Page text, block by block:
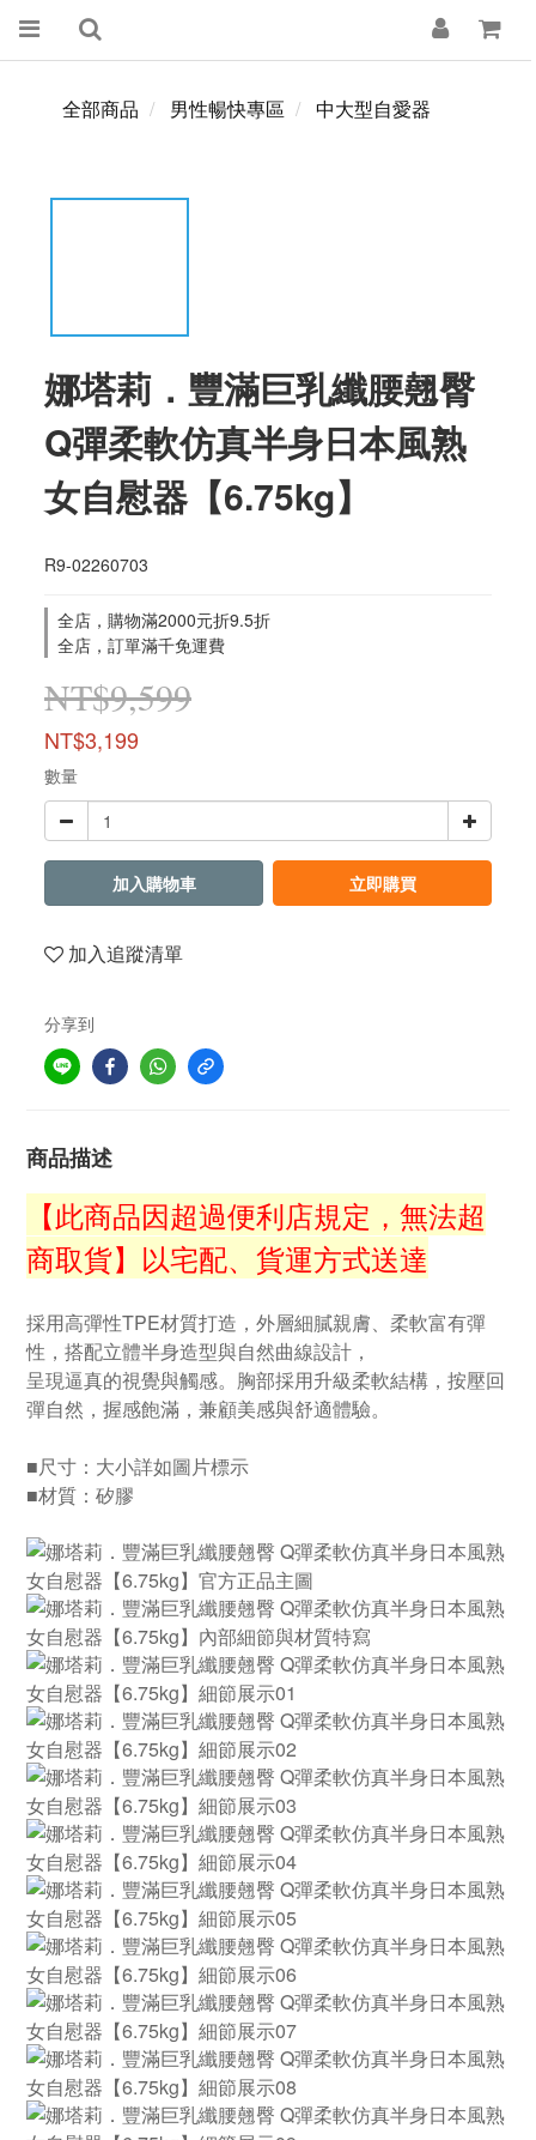
全部商品 男性暢快專區 中大型自愛器
娜塔莉．豐滿巨乳纖腰翹臀
Q彈柔軟仿真半身日本風熟
女自慰器【6.75kg】
R9-02260703
全店，購物滿2000元折9.5折
全店，訂單滿千免運費
NT$9,599
NT$3,199
數量
加入購物車 立即購買
加入追蹤清單
分享到
商品描述
【此商品因超過便利店規定，無法超
商取貨】以宅配、貨運方式送達
採用高彈性TPE材質打造，外層細膩親膚、柔軟富有彈
性，搭配立體半身造型與自然曲線設計，
呈現逼真的視覺與觸感。胸部採用升級柔軟結構，按壓回
彈自然，握感飽滿，兼顧美感與舒適體驗。
■尺寸：大小詳如圖片標示
■材質：矽膠